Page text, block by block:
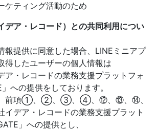
ケティング活動のため
デア・レコード）との共同利用につい
報提供に同意した場合、LINEミニアプ
得したユーザーの個人情報は
ア・レコードの業務支援プラットフォ
への提供をしております。
、前項①、②、③、④、⑫、⑬、⑭、
デア・レコードの業務支援プラット
」への提供とし、